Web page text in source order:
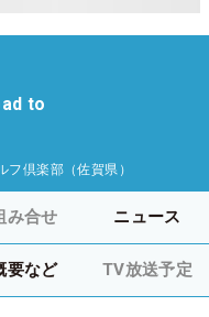
to
フ倶楽部（佐賀県）
み合せ ニュース
要など TV放送予定